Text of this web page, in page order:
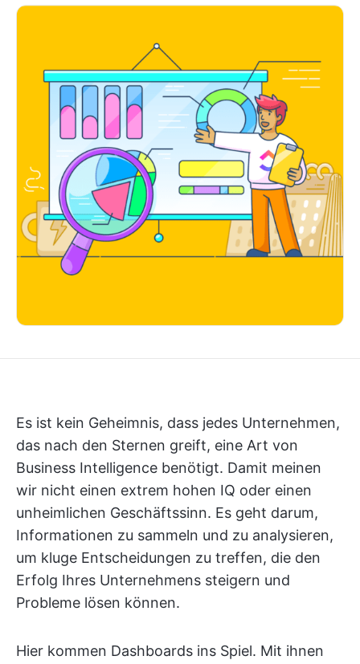
Es ist kein Geheimnis, dass jedes Unternehmen,
das nach den Sternen greift, eine Art von
Business Intelligence benötigt. Damit meinen
wir nicht einen extrem hohen IQ oder einen
unheimlichen Geschäftssinn. Es geht darum,
Informationen zu sammeln und zu analysieren,
um kluge Entscheidungen zu treffen, die den
Erfolg Ihres Unternehmens steigern und
Probleme lösen können.
Hier kommen Dashboards ins Spiel. Mit ihnen